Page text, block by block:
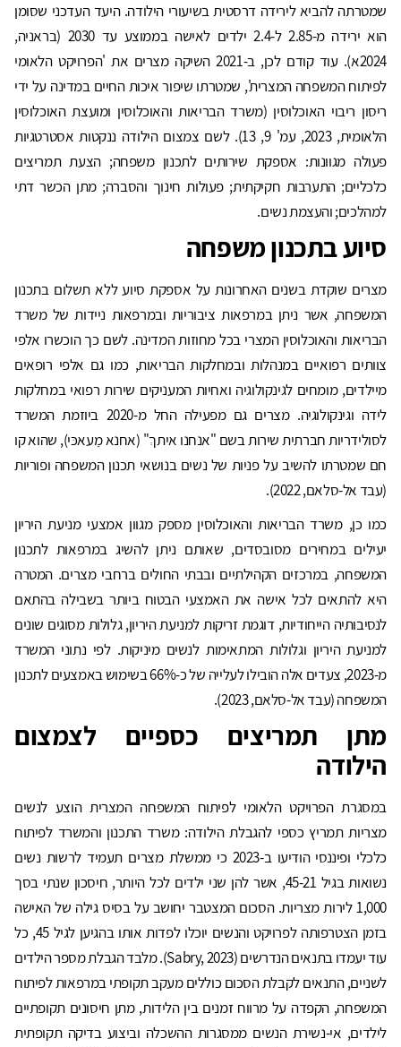
שמטרתה להביא לירידה דרסטית בשיעורי הילודה. היעד העדכני שסומן
הוא ירידה מ-2.85 ל-2.4 ילדים לאישה בממוצע עד 2030 (בראניה,
2024א). עוד קודם לכן, ב-2021 השיקה מצרים את 'הפרויקט הלאומי
לפיתוח המשפחה המצרית', שמטרתו שיפור איכות החיים במדינה על ידי
ריסון ריבוי האוכלוסין (משרד הבריאות והאוכלוסין ומועצת האוכלוסין
הלאומית, 2023, עמ' 9, 13). לשם צמצום הילודה ננקטות אסטרטגיות
פעולה מגוונות: אספקת שירותים לתכנון משפחה; הצעת תמריצים
כלכליים; התערבות חקיקתית; פעולות חינוך והסברה; מתן הכשר דתי
למהלכים; והעצמת נשים.
סיוע בתכנון משפחה
מצרים שוקדת בשנים האחרונות על אספקת סיוע ללא תשלום בתכנון
המשפחה, אשר ניתן במרפאות ציבוריות ובמרפאות ניידות של משרד
הבריאות והאוכלוסין המצרי בכל מחוזות המדינה. לשם כך הוכשרו אלפי
צוותים רפואיים במנהלות ובמחלקות הבריאות, כמו גם אלפי רופאים
מיילדים, מומחים לגינקולוגיה ואחיות המעניקים שירות רפואי במחלקות
לידה וגינקולוגיה. מצרים גם מפעילה החל מ-2020 ביוזמת המשרד
לסולידריות חברתית שירות בשם "אנחנו איתךְ" (אחנא מַעאכּי), שהוא קו
חם שמטרתו להשיב על פניות של נשים בנושאי תכנון המשפחה ופוריות
(עבד אל-סלאם, 2022).
כמו כן, משרד הבריאות והאוכלוסין מספק מגוון אמצעי מניעת היריון
יעילים במחירים מסובסדים, שאותם ניתן להשיג במרפאות לתכנון
המשפחה, במרכזים הקהילתיים ובבתי החולים ברחבי מצרים. המטרה
היא להתאים לכל אישה את האמצעי הבטוח ביותר בשבילה בהתאם
לנסיבותיה הייחודיות, דוגמת זריקות למניעת היריון, גלולות מסוגים שונים
למניעת היריון וגלולות המתאימות לנשים מיניקות. לפי נתוני המשרד
מ-2023, צעדים אלה הובילו לעלייה של כ-66% בשימוש באמצעים לתכנון
המשפחה (עבד אל-סלאם, 2023).
מתן תמריצים כספיים לצמצום
הילודה
במסגרת הפרויקט הלאומי לפיתוח המשפחה המצרית הוצע לנשים
מצריות תמריץ כספי להגבלת הילודה: משרד התכנון והמשרד לפיתוח
כלכלי ופיננסי הודיעו ב-2023 כי ממשלת מצרים תעמיד לרשות נשים
נשואות בגיל 45-21, אשר להן שני ילדים לכל היותר, חיסכון שנתי בסך
1,000 לירות מצריות. הסכום המצטבר יחושב על בסיס גילה של האישה
בזמן הצטרפותה לפרויקט והנשים יוכלו לפדות אותו בהגיען לגיל 45, כל
עוד יעמדו בתנאים הנדרשים (Sabry, 2023). מלבד הגבלת מספר הילדים
לשניים, התנאים לקבלת הסכום כוללים מעקב תקופתי במרפאות לפיתוח
המשפחה, הקפדה על מרווח זמנים בין הלידות, מתן חיסונים תקופתיים
לילדים, אי-נשירת הנשים ממסגרות ההשכלה וביצוע בדיקה תקופתית